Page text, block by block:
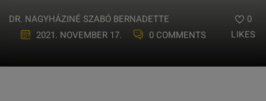
DR. NAGYHÁZINÉ SZABÓ BERNADETTE
2021. NOVEMBER 17.
0 COMMENTS
0
LIKES